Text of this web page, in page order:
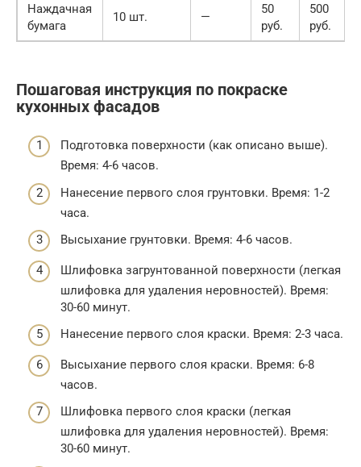
Наждачная
бумага
10 шт. —
50
руб.
500
руб.
Пошаговая инструкция по покраске
кухонных фасадов
Подготовка поверхности (как описано выше).
Время: 4-6 часов.
Нанесение первого слоя грунтовки. Время: 1-2
часа.
Высыхание грунтовки. Время: 4-6 часов.
Шлифовка загрунтованной поверхности (легкая
шлифовка для удаления неровностей). Время:
30-60 минут.
Нанесение первого слоя краски. Время: 2-3 часа.
Высыхание первого слоя краски. Время: 6-8
часов.
Шлифовка первого слоя краски (легкая
шлифовка для удаления неровностей). Время:
30-60 минут.